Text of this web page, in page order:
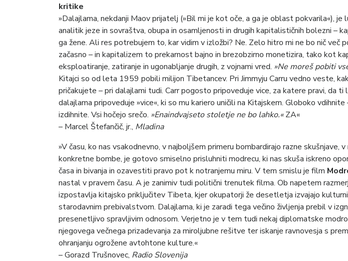
kritike
»Dalajlama, nekdanji Maov prijatelj (»Bil mi je kot oče, a ga je oblast pokvarila«), je
analitik jeze in sovraštva, obupa in osamljenosti in drugih kapitalističnih bolezni –
ga žene. Ali res potrebujem to, kar vidim v izložbi? Ne. Zelo hitro mi ne bo nič več
začasno – in kapitalizem to prekarnost bajno in brezobzirno monetizira, tako kot
eksploatiranje, zatiranje in ugonabljanje drugih, z vojnami vred. »Ne moreš pobiti
Kitajci so od leta 1959 pobili milijon Tibetancev. Pri Jimmyju Carru vedno veste,
pričakujete – pri dalajlami tudi. Carr pogosto pripoveduje vice, za katere pravi, da ti
dalajlama pripoveduje »vice«, ki so mu kariero uničili na Kitajskem. Globoko vdihnite
izdihnite. Vsi hočejo srečo. »Enaindvajseto stoletje ne bo lahko.«ZA«
– Marcel Štefančič, jr., Mladina
»V času, ko nas vsakodnevno, v najboljšem primeru bombardirajo razne skušnjave,
konkretne bombe, je gotovo smiselno prisluhniti modrecu, ki nas skuša iskreno
časa in bivanja in ozavestiti pravo pot k notranjemu miru. V tem smislu je film
nastal v pravem času. A je zanimiv tudi politični trenutek filma. Ob napetem
izpostavlja kitajsko priključitev Tibeta, kjer okupatorji že desetletja izvajajo
starodavnim prebivalstvom. Dalajlama, ki je zaradi tega večino življenja prebil v
presenetljivo spravljivim odnosom. Verjetno je v tem tudi nekaj diplomatske
njegovega večnega prizadevanja za miroljubne rešitve ter iskanje ravnovesja s
ohranjanju ogrožene avtohtone kulture.«
– Gorazd Trušnovec, Radio Slovenija